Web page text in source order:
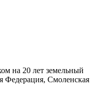
на 20 лет земельный
Федерация, Смоленская